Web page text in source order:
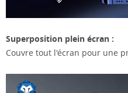
Superposition plein écran :
Couvre tout l'écran pour une